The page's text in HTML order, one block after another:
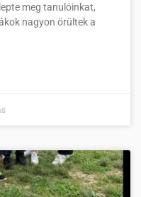
meg tanulóinkat,
nagyon örültek a